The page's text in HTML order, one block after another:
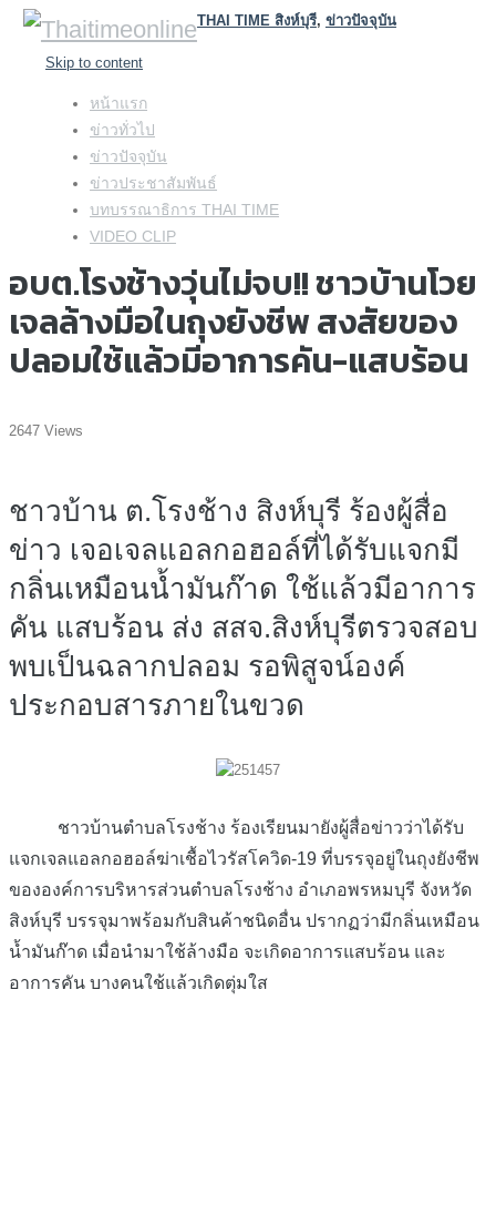
Skip to content
หน้าแรก
ข่าวทั่วไป
ข่าวปัจจุบัน
ข่าวประชาสัมพันธ์
บทบรรณาธิการ THAI TIME
VIDEO CLIP
THAI TIME สิงห์บุรี, ข่าวปัจจุบัน
อบต.โรงช้างวุ่นไม่จบ!! ชาวบ้านโวย
เจลล้างมือในถุงยังชีพ สงสัยของ
ปลอมใช้แล้วมีอาการคัน-แสบร้อน
2647 Views
ชาวบ้าน ต.โรงช้าง สิงห์บุรี ร้องผู้สื่อ
ข่าว เจอเจลแอลกอฮอล์ที่ได้รับแจกมี
กลิ่นเหมือนน้ำมันก๊าด ใช้แล้วมีอาการ
คัน แสบร้อน ส่ง สสจ.สิงห์บุรีตรวจสอบ
พบเป็นฉลากปลอม รอพิสูจน์องค์
ประกอบสารภายในขวด
ชาวบ้านตำบลโรงช้าง ร้องเรียนมายังผู้สื่อข่าวว่าได้รับ
แจกเจลแอลกอฮอล์ฆ่าเชื้อไวรัสโควิด-19 ที่บรรจุอยู่ในถุงยังชีพ
ขององค์การบริหารส่วนตำบลโรงช้าง อำเภอพรหมบุรี จังหวัด
สิงห์บุรี บรรจุมาพร้อมกับสินค้าชนิดอื่น ปรากฏว่ามีกลิ่นเหมือน
น้ำมันก๊าด เมื่อนำมาใช้ล้างมือ จะเกิดอาการแสบร้อน และ
อาการคัน บางคนใช้แล้วเกิดตุ่มใส